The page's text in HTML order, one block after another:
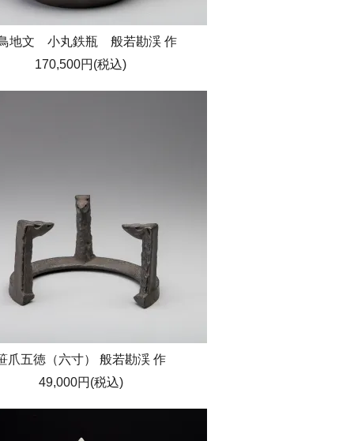
地文 小丸鉄瓶 般若勘渓 作
170,500円(税込)
爪五徳（六寸） 般若勘渓 作
49,000円(税込)